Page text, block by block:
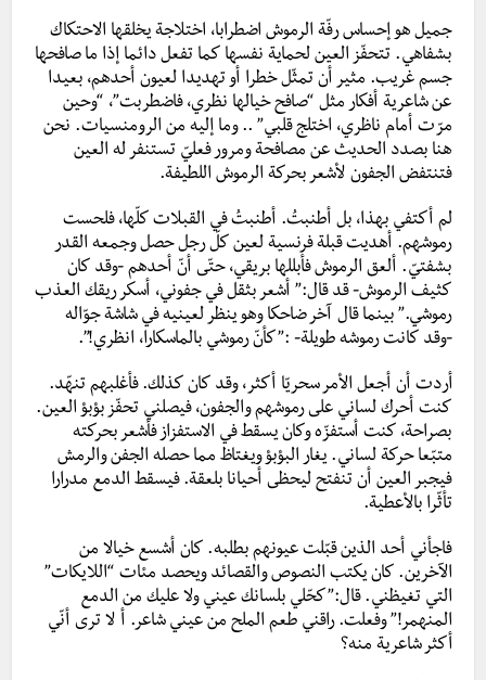
جميل هو إحساس رفّة الرموش اضطرابا، اختلاجة يخلقها الاحتكاك
بشفاهي. تتحفّز العين لحماية نفسها كما تفعل دائما إذا ما صافحها
جسم غريب. مثير أن تمثّل خطرا أو تهديدا لعيون أحدهم، بعيدا
عن شاعرية أفكار مثل “صافح خيالها نظري، فاضطربت”، “وحين
مرّت أمام ناظري، اختلج قلبي” .. وما إليه من الرومنسيات. نحن
هنا بصدد الحديث عن مصافحة ومرور فعليّ تستنفر له العين
فتنتفض الجفون لأشعر بحركة الرموش اللطيفة.
لم أكتفي بهذا، بل أطنبتُ. أطنبتُ في القبلات كلّها، فلحست
رموشهم. أهديت قبلة فرنسية لعين كلّ رجل حصل وجمعه القدر
بشفتيّ. ألعق الرموش فأبللها بريقي، حتّى أنّ أحدهم -وقد كان
كثيف الرموش- قد قال:” أشعر بثقل في جفوني، أسكر ريقك العذب
رموشي.” بينما قال آخر ضاحكا وهو ينظر لعينيه في شاشة جوّاله
-وقد كانت رموشه طويلة- :”كأنّ رموشي بالماسكارا، انظري!”.
أردت أن أجعل الأمر سحريّا أكثر، وقد كان كذلك. فأغلبهم تنهّد.
كنت أحرك لساني على رموشهم والجفون، فيصلني تحفّز بؤبؤ العين.
بصراحة، كنت أستفزّه وكان يسقط في الاستفزاز فأشعر بحركته
متبّعا حركة لساني. يغار البؤبؤ ويغتاظ مما حصله الجفن والرمش
فيجبر العين أن تنفتح ليحظى أحيانا بلعقة. فيسقط الدمع مدرارا
تأثّرا بالأعطية.
فاجأني أحد الذين قبّلت عيونهم بطلبه. كان أشسع خيالا من
الآخرين. كان يكتب النصوص والقصائد ويحصد مئات “اللايكات”
التي تغيظني. قال:”كحّلي بلسانك عيني ولا عليك من الدمع
المنهمر!” وفعلت. راقني طعم الملح من عيني شاعر. أ لا ترى أنّي
أكثر شاعرية منه؟